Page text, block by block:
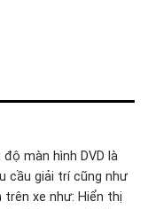
màn hình DVD là
cầu giải trí cũng như
xe như: Hiển thị